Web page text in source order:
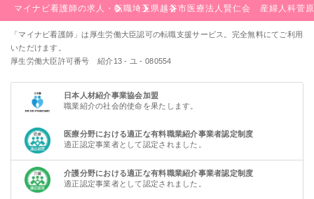
マイナビ看護師の求人・転職埼玉県越谷市 医療法人賢仁会 産婦人科菅
「マイナビ看護師」は厚生労働大臣認可の転職支援サービス。完全無料にてご利用
いただけます。
厚生労働大臣許可番号 紹介13 - ユ - 080554
日本人材紹介事業協会加盟
職業紹介の社会的使命を果たします。
医療分野における適正な有料職業紹介事業者認定制度
適正認定事業者として認定されました。
介護分野における適正な有料職業紹介事業者認定制度
適正認定事業者として認定されました。